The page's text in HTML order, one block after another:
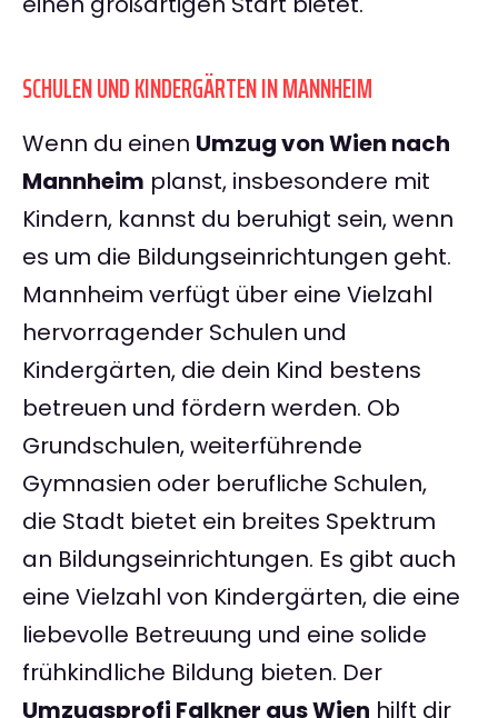
SCHULEN UND KINDERGÄRTEN IN MANNHEIM
Wenn du einen Umzug von Wien nach
Mannheim planst, insbesondere mit
Kindern, kannst du beruhigt sein, wenn
es um die Bildungseinrichtungen geht.
Mannheim verfügt über eine Vielzahl
hervorragender Schulen und
Kindergärten, die dein Kind bestens
betreuen und fördern werden. Ob
Grundschulen, weiterführende
Gymnasien oder berufliche Schulen,
die Stadt bietet ein breites Spektrum
an Bildungseinrichtungen. Es gibt auch
eine Vielzahl von Kindergärten, die eine
liebevolle Betreuung und eine solide
frühkindliche Bildung bieten. Der
Umzugsprofi Falkner aus Wien hilft dir